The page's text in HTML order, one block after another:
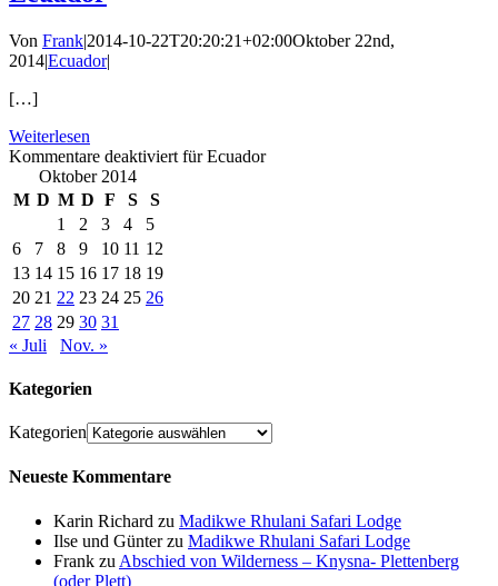
Von Frank|2014-10-22T20:20:21+02:00Oktober 22nd,
2014|Ecuador|
[…]
Weiterlesen
Kommentare deaktiviert für Ecuador
Oktober 2014
M D M D F S
S
1
2 3 4
5
6
7 8 9 10 11 12
13 14 15 16 17 18 19
20 21 22 23 24 25 26
27 28 29 30 31
« Juli
Nov. »
Kategorien
Kategorien
Neueste Kommentare
Karin Richard zu Madikwe Rhulani Safari Lodge
Ilse und Günterzu Madikwe Rhulani Safari Lodge
Frank zu Abschied von Wilderness – Knysna- Plettenberg
(oder Plett)